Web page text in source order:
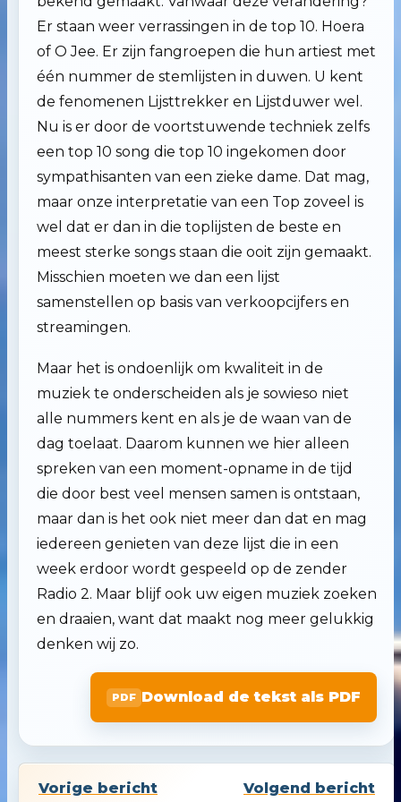
Er staan weer verrassingen in de top 10. Hoera
of O Jee. Er zijn fangroepen die hun artiest met
één nummer de stemlijsten in duwen. U kent
de fenomenen Lijsttrekker en Lijstduwer wel.
Nu is er door de voortstuwende techniek zelfs
een top 10 song die top 10 ingekomen door
sympathisanten van een zieke dame. Dat mag,
maar onze interpretatie van een Top zoveel is
wel dat er dan in die toplijsten de beste en
meest sterke songs staan die ooit zijn gemaakt.
Misschien moeten we dan een lijst
samenstellen op basis van verkoopcijfers en
streamingen.
Maar het is ondoenlijk om kwaliteit in de
muziek te onderscheiden als je sowieso niet
alle nummers kent en als je de waan van de
dag toelaat. Daarom kunnen we hier alleen
spreken van een moment-opname in de tijd
die door best veel mensen samen is ontstaan,
maar dan is het ook niet meer dan dat en mag
iedereen genieten van deze lijst die in een
week erdoor wordt gespeeld op de zender
Radio 2. Maar blijf ook uw eigen muziek zoeken
en draaien, want dat maakt nog meer gelukkig
denken wij zo.
Download de tekst als PDF
Vorige bericht Volgend bericht